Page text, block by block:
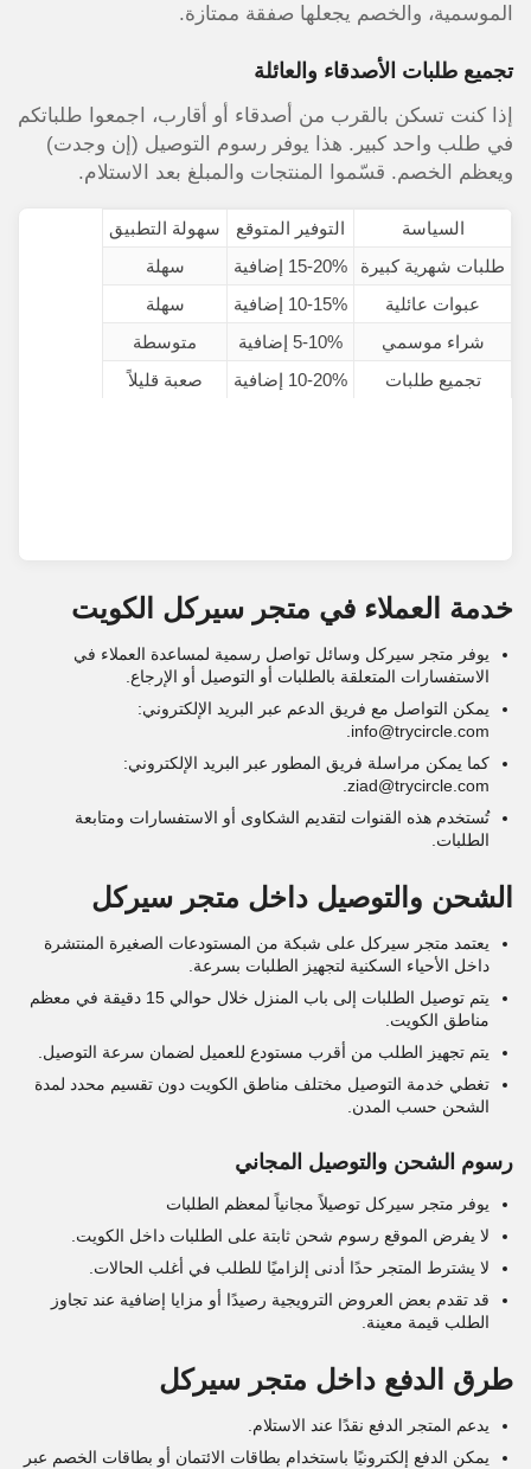
الموسمية، والخصم يجعلها صفقة ممتازة.
تجميع طلبات الأصدقاء والعائلة
إذا كنت تسكن بالقرب من أصدقاء أو أقارب، اجمعوا طلباتكم
في طلب واحد كبير. هذا يوفر رسوم التوصيل (إن وجدت)
ويعظم الخصم. قسّموا المنتجات والمبلغ بعد الاستلام.
السياسة التوفير المتوقع
سهولة التطبيق
طلبات شهرية كبيرة
15-20% إضافية
سهلة
عبوات عائلية
10-15% إضافية
سهلة
شراء موسمي
5-10% إضافية
متوسطة
تجميع طلبات
10-20% إضافية صعبة قليلاً
خدمة العملاء في متجر سيركل الكويت
يوفر متجر سيركل وسائل تواصل رسمية لمساعدة العملاء في
الاستفسارات المتعلقة بالطلبات أو التوصيل أو الإرجاع.
يمكن التواصل مع فريق الدعم عبر البريد الإلكتروني:
info@trycircle.com.
كما يمكن مراسلة فريق المطور عبر البريد الإلكتروني:
ziad@trycircle.com.
تُستخدم هذه القنوات لتقديم الشكاوى أو الاستفسارات ومتابعة
الطلبات.
الشحن والتوصيل داخل متجر سيركل
يعتمد متجر سيركل على شبكة من المستودعات الصغيرة المنتشرة
داخل الأحياء السكنية لتجهيز الطلبات بسرعة.
يتم توصيل الطلبات إلى باب المنزل خلال حوالي 15 دقيقة في معظم
مناطق الكويت.
يتم تجهيز الطلب من أقرب مستودع للعميل لضمان سرعة التوصيل.
تغطي خدمة التوصيل مختلف مناطق الكويت دون تقسيم محدد لمدة
الشحن حسب المدن.
رسوم الشحن والتوصيل المجاني
يوفر متجر سيركل توصيلاً مجانياً لمعظم الطلبات
لا يفرض الموقع رسوم شحن ثابتة على الطلبات داخل الكويت.
لا يشترط المتجر حدًا أدنى إلزاميًا للطلب في أغلب الحالات.
قد تقدم بعض العروض الترويجية رصيدًا أو مزايا إضافية عند تجاوز
الطلب قيمة معينة.
طرق الدفع داخل متجر سيركل
يدعم المتجر الدفع نقدًا عند الاستلام.
يمكن الدفع إلكترونيًا باستخدام بطاقات الائتمان أو بطاقات الخصم عبر